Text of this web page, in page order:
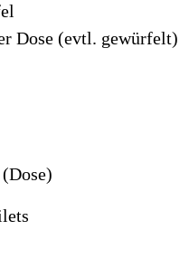
Dose (evtl. gewürfelt)